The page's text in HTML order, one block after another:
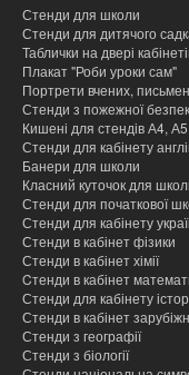
Стенди для школи
Стенди для дитячого
Таблички на двері
Плакат "Роби уроки сам"
Портрети вчених,
Стенди з пожежної
Кишені для стендів А4,
Стенди для кабінету
Банери для школи
Класний куточок для
Стенди для початкової
Стенди для кабінету
Стенди в кабінет фізики
Стенди в кабінет хімії
Cтенди в кабінет
Стенди для кабінету
Стенди в кабінет
Стенди з географії
Стенди з біології